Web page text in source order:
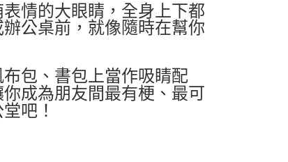
情的大眼睛，全身上下都
公桌前，就像隨時在幫你
包、書包上當作吸睛配
成為朋友間最有梗、最可
吧！